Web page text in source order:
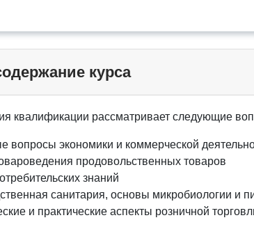
курса
квалификации рассматривает следующие
вопросы экономики и коммерческой
продовольственных товаров
знаний
санитария, основы микробиологии и
и практические аспекты розничной